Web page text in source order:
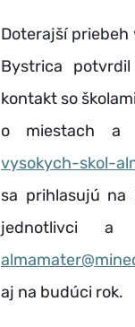
Doterajší priebeh
Bystrica
kontakt so
o miestach a
vysokych-skol-
sa prihlasujú na
jednotlivci a
aj na budúci rok.